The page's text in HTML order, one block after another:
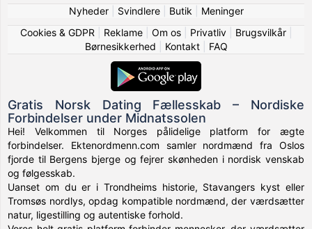
Nyheder| Svindlere| Butik
Meninger
Cookies & GDPR
Reklame| Om os| Privatliv| Brugsvilkår|
Børnesikkerhed
Kontakt| FAQ
Gratis Norsk Dating Fællesskab – Nordiske
Forbindelser under Midnatssolen
Hei! Velkommen til Norges pålidelige platform for ægte
forbindelser. Ektenordmenn.com samler nordmænd fra Oslos
fjorde til Bergens bjerge og fejrer skønheden i nordisk venskab
og følgesskab.
Uanset om du er i Trondheims historie, Stavangers kyst eller
Tromsøs nordlys, opdag kompatible nordmænd, der værdsætter
natur, ligestilling og autentiske forhold.